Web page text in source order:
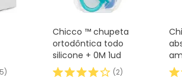
5)
Chicco ™ chupeta
ortodôntica todo
silicone + 0M 1ud
(2)